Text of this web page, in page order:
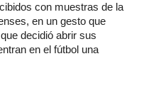
con muestras de la
en un gesto que
decidió abrir sus
en el fútbol una